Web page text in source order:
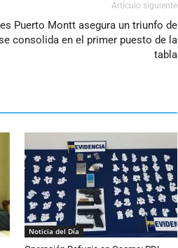
Artículo siguiente
Puerto Montt asegura un triunfo de
consolida en el primer puesto de la
tabla
Noticia del Día